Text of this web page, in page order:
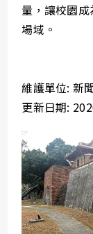
量，讓校園
場域。
維護單位: 新
更新日期: